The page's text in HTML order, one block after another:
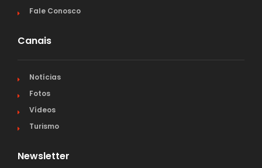
Fale Conosco
Canais
Notícias
Fotos
Vídeos
Turismo
Newsletter